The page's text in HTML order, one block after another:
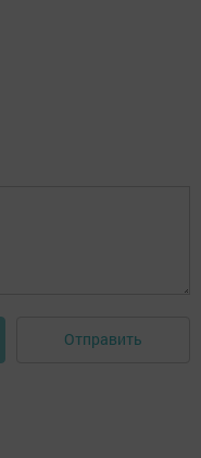
Отправить